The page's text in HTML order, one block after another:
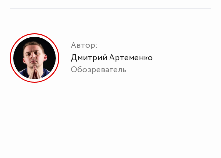
Автор:
Дмитрий Артеменко
Обозреватель